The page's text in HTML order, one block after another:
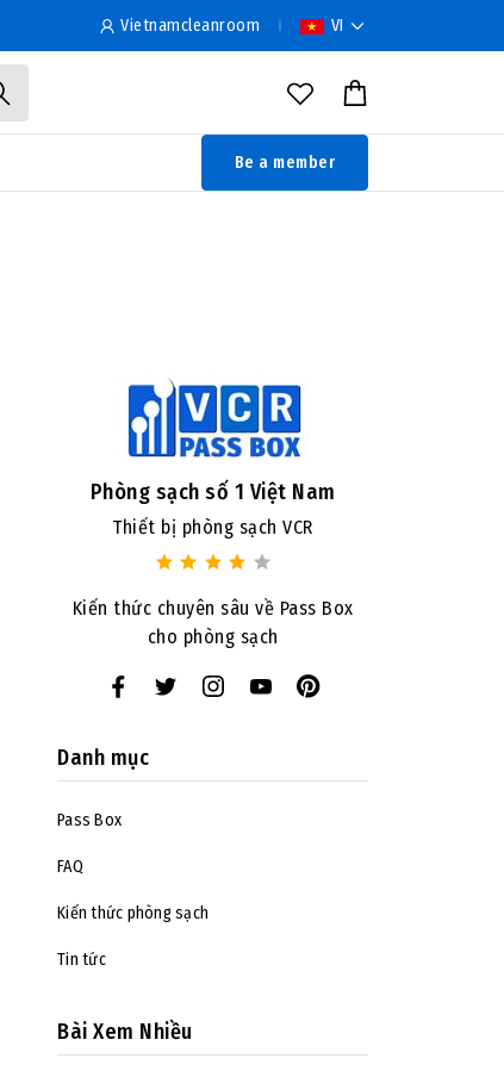
Vietnamcleanroom VI
Be a member
Phòng sạch số 1 Việt Nam
Thiết bị phòng sạch VCR
Kiến thức chuyên sâu về Pass Box
cho phòng sạch
Danh mục
Pass Box
FAQ
Kiến thức phòng sạch
Tin tức
Bài Xem Nhiều